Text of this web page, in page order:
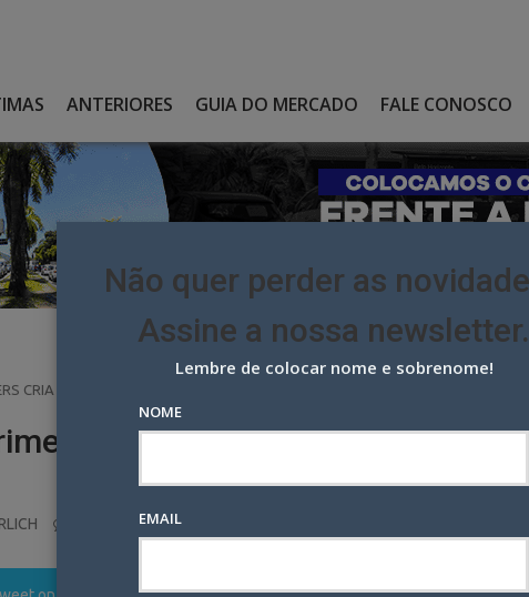
ANTERIORES GUIA DO MERCADO FALE CONOSCO
CRIA PRIMEIRA CAMPANHA PARA MEU ALHO
campanha para Meu Alho
Google+ LinkedIn Pinterest
Não quer perder as
Assine a nossa newsletter.
Lembre de colocar nome e sobrenome!
NOME
EMAIL